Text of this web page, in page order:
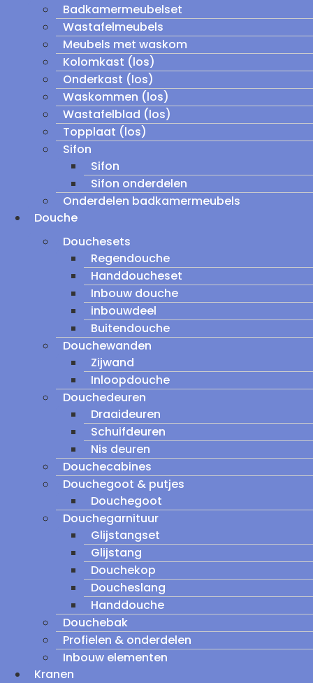
Badkamermeubelset
Wastafelmeubels
Meubels met waskom
Kolomkast (los)
Onderkast (los)
Waskommen (los)
Wastafelblad (los)
Topplaat (los)
Sifon
Sifon
Sifon onderdelen
Onderdelen badkamermeubels
Douche
Douchesets
Regendouche
Handdoucheset
Inbouw douche
inbouwdeel
Buitendouche
Douchewanden
Zijwand
Inloopdouche
Douchedeuren
Draaideuren
Schuifdeuren
Nis deuren
Douchecabines
Douchegoot & putjes
Douchegoot
Douchegarnituur
Glijstangset
Glijstang
Douchekop
Doucheslang
Handdouche
Douchebak
Profielen & onderdelen
Inbouw elementen
Kranen